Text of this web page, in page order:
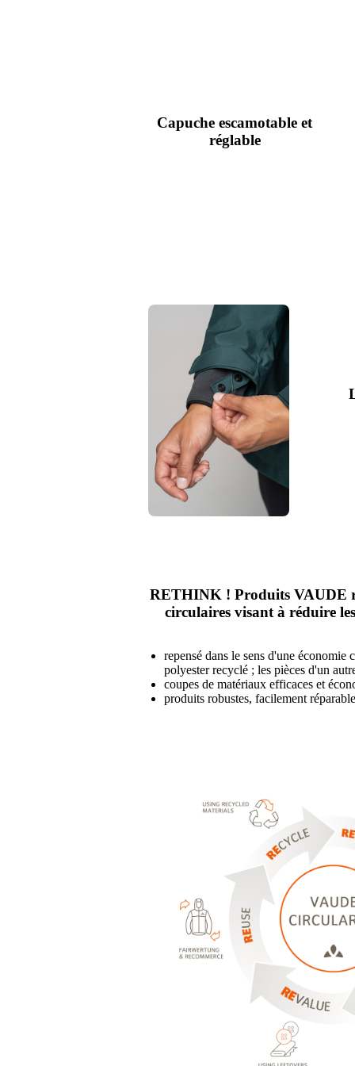
Capuche escamotable et
réglable
RETHINK ! Produits VAUDE
circulaires visant à réduire
repensé dans le sens d'une économie
polyester recyclé ; les pièces d'un
coupes de matériaux efficaces et
produits robustes, facilement